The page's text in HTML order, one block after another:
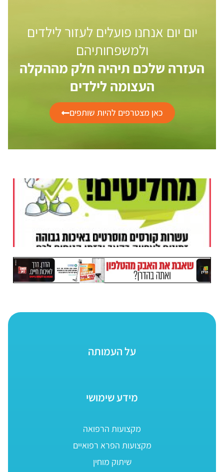
יום יום אנחנו פועלים לעזור לילדים
ולמשפחותיהם
העזרה שלכם תיהיה חלק מההקלה
העצומה לילדים
כאן מצטרפים להיות שותפים
על העמותה
מידע שימושי
מקצועות הרפואה
מקצועות הפרא רפואיים
שיתוק מוחין